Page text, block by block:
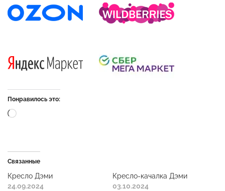
Понравилось это:
Связанные
Кресло Дэми
24.09.2024
Кресло-качалка Дэми
03.10.2024